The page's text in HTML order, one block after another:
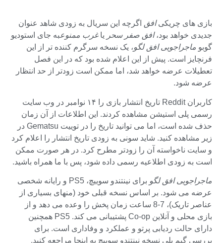
بازی های چریکیافق اگرچه این سریال به زودی شاهد عنوان
جدیدی خواهد بود،افق صفر سحر یاغرب ممنوعبه جای استودیو
گوبو ماجراجویی افق لگو، یک نسخه سرگرم کننده تر از این
فرنچایز است. پیش از این اعلام شده بود که در این فصل
تعطیلات عرضه خواهد شد، اما ممکن است زودتر از حد انتظار
عرضه شود.
کاربران Reddit تاریخ انتشار بازی را ۱۴ نوامبر در وب سایت
رسمی پلی استیشن مشاهده کردند. این اطلاعات از آن زمان
حذف شده است، اما می توانید تاریخ را در توییت Gematsu در
زیر مشاهده کنید. شاید سونی به زودی تاریخ انتشار را اعلام کرد
و سایت ناخواسته آن را زودتر مطرح کرد. در هر صورت ممکن
است به زودی اطلاعیه رسمی داده شود، پس با ما همراه باشید.
ماجراجویی افق لگو
برای نینتندو سوییچ، PS5 و رایانه شخصی
عرضه می شود. بر اساس نسخه قبلی خود (منهای بسیاری از
عناصر تاریک)، 7-8 ساعت زمان پخش را وعده می دهد و از
بازی محلی و آنلاین Co-op پشتیبانی می کند. PS5 همچنین
دارای حالت ردیابی پرتو و عملکرد و وفاداری است. برای
بررسی گیم پلی نسخه نینتندو سوییچ به اینجا مراجعه کنید.